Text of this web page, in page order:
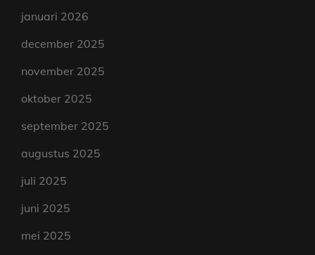
januari 2026
december 2025
november 2025
oktober 2025
september 2025
augustus 2025
juli 2025
juni 2025
mei 2025